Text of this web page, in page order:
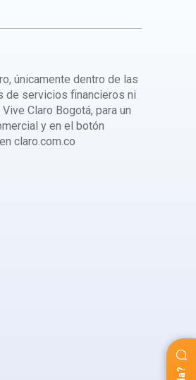
únicamente dentro de las
de servicios financieros ni
Claro Bogotá, para un
y en el botón
claro.com.co